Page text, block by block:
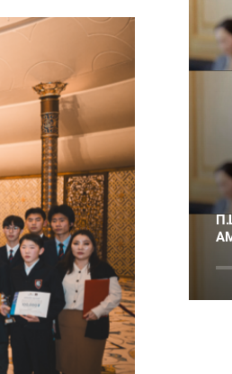
ҮҮСМЭЛ ОРДООС
АВАХ БОЛ ӨМНӨХ
ТУСГАЙ
БОЛГОХ